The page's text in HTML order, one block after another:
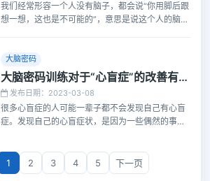
我们经常形容一个人没有脑子，都会说“你用脚后跟
想一想，这也是不可能的”，意思是说这个人的脑子
大脑密码
大脑密码训练对于“心盲症”的改善有没有作用？
发布日期：2023-03-08
很多心盲症的人可能一辈子都不会发现自己有心盲
症。发现自己的心盲症状，是因为一些偶然的事
痴，等等。
1 2 3 4 5 下一页